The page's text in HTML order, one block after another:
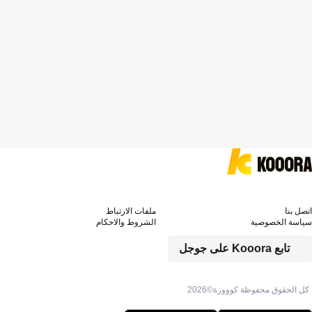
كل الحقوق محفوظة كووورة©2026
تابع Kooora على جوجل
اتصل بنا
ملفات الارتباط
سياسة الخصوصية
الشروط والاحكام